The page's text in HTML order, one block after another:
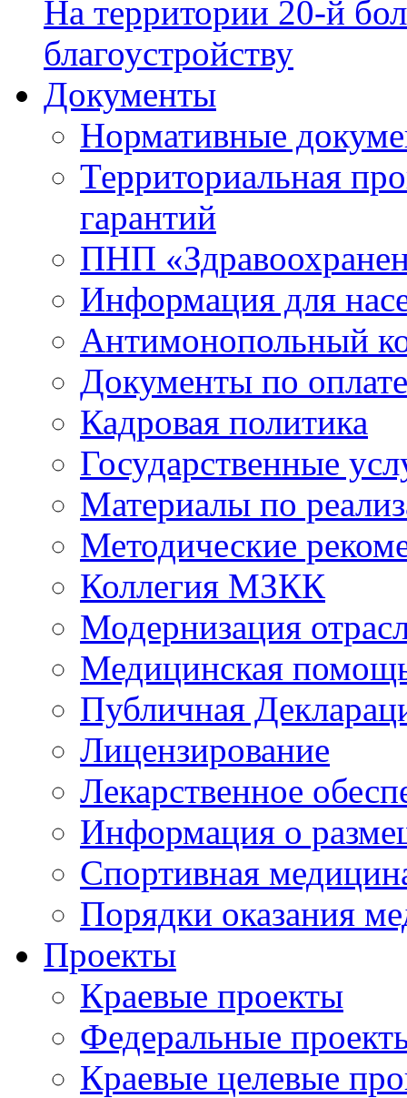
На территории 20-й
благоустройству
Документы
Нормативные
Территориальная
гарантий
ПНП
Информация для
Антимонопольный
Документы по
Кадровая политика
Государственные
Материалы по
Методические
Коллегия МЗКК
Модернизация
Медицинская
Публичная
Лицензирование
Лекарственное
Информация о
Спортивная
Порядки оказания
Проекты
Краевые проекты
Федеральные
Краевые целевые